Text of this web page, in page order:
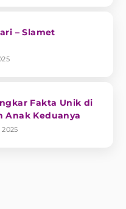
– Slamet
Fakta Unik di
Anak Keduanya
2025